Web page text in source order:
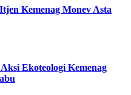
Kemenag Monev Asta
Ekoteologi Kemenag